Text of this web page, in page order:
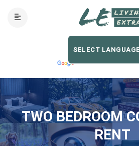
TWO BEDROOM
RENT